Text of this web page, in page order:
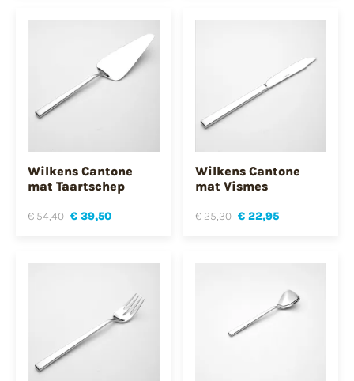
Wilkens Cantone
mat Taartschep
€ 54,40 € 39,50
Wilkens Cantone
mat Vismes
€ 25,30 € 22,95